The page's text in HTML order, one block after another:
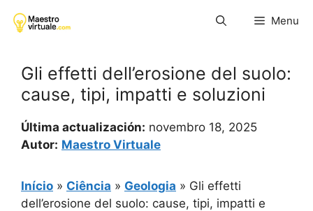
para
Menu
Gli effetti dell’erosione del suolo:
cause, tipi, impatti e soluzioni
Última actualización: novembro 18, 2025
Autor: Maestro Virtuale
Início » Ciência » Geologia » Gli effetti
dell’erosione del suolo: cause, tipi, impatti e